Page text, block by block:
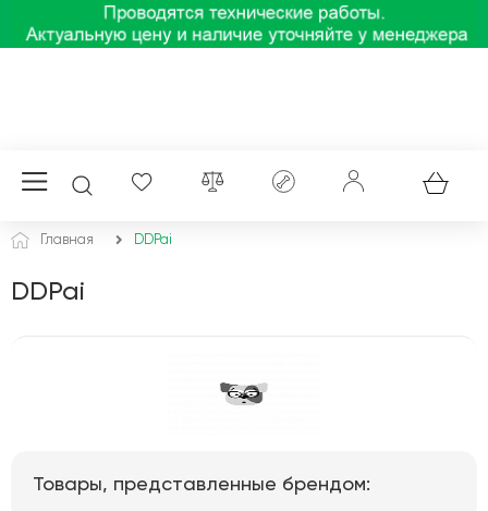
Главная DDPai
DDPai
Товары, представленные брендом: